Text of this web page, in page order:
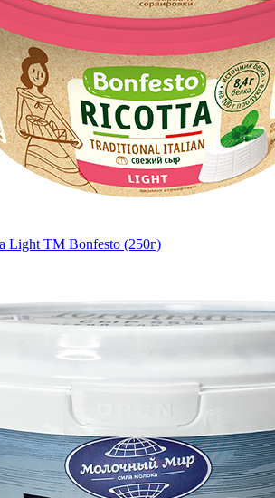
Light TM Bonfesto (250г)